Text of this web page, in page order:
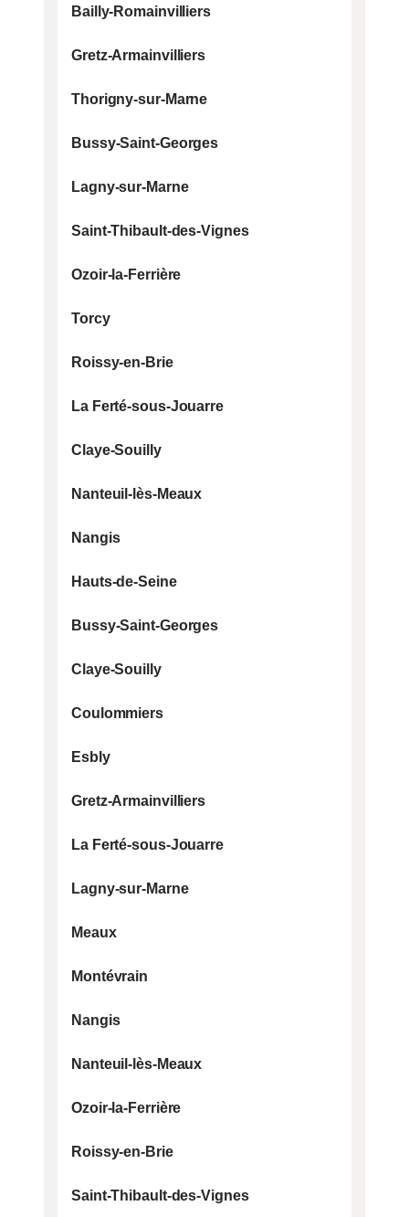
Bailly-Romainvilliers
Gretz-Armainvilliers
Thorigny-sur-Marne
Bussy-Saint-Georges
Lagny-sur-Marne
Saint-Thibault-des-Vignes
Ozoir-la-Ferrière
Torcy
Roissy-en-Brie
La Ferté-sous-Jouarre
Claye-Souilly
Nanteuil-lès-Meaux
Nangis
Hauts-de-Seine
Bussy-Saint-Georges
Claye-Souilly
Coulommiers
Esbly
Gretz-Armainvilliers
La Ferté-sous-Jouarre
Lagny-sur-Marne
Meaux
Montévrain
Nangis
Nanteuil-lès-Meaux
Ozoir-la-Ferrière
Roissy-en-Brie
Saint-Thibault-des-Vignes